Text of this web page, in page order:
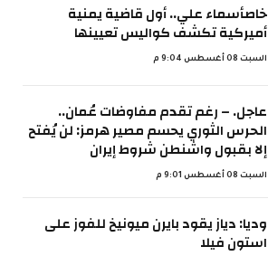
خاصأسماء علي.. أول قاضية يمنية
أميركية تكشف كواليس تعيينها
السبت 08 أغسطس 9:04 م
عاجل. – رغم تقدم مفاوضات عُمان..
الحرس الثوري يحسم مصير هرمز: لن يُفتح
إلا بقبول واشنطن شروط إيران
السبت 08 أغسطس 9:01 م
وديا: دياز يقود بايرن ميونيخ للفوز على
استون فيلا